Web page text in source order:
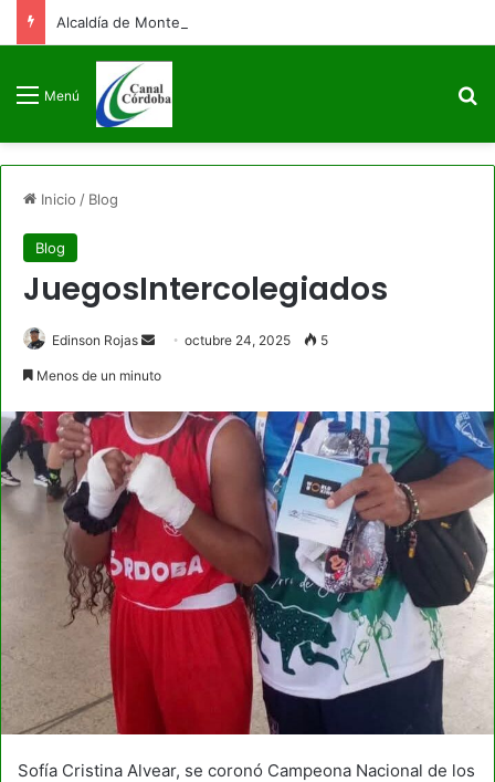
Menú
Inicio / Blog
Blog
JuegosIntercolegiados
Edinson Rojas
Sendoctubre 24, 2025 5
Menos de un minuto
Sofía Cristina Alvear, se coronó Campeona Nacional de los